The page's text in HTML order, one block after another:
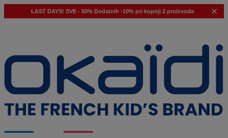
LAST DAYS! SVE - 50% Dodatnih -10% pri kupnji 2 proizvoda